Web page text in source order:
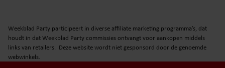
Weekblad Party participeert in diverse affiliate marketing programma’s, dat
houdt in dat Weekblad Party commissies ontvangt voor aankopen middels
links van retailers. Deze website wordt niet gesponsord door de genoemde
webwinkels.